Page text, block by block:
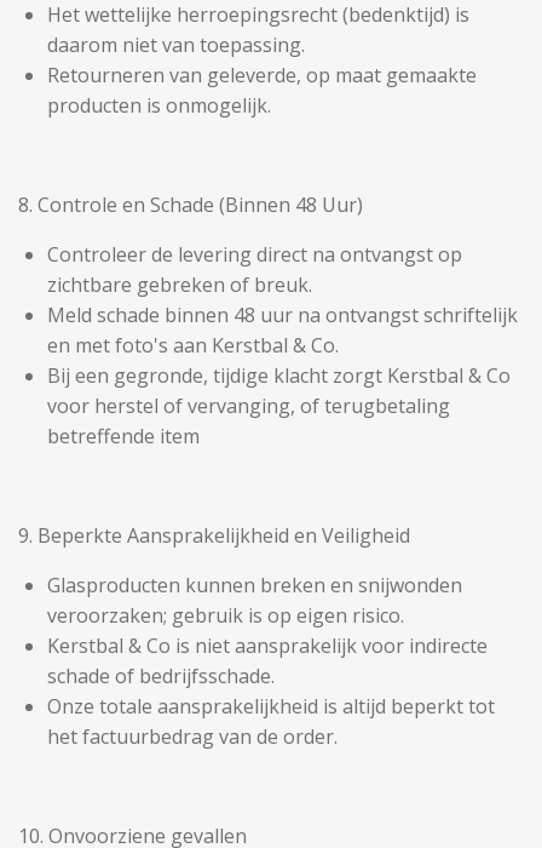
Het wettelijke herroepingsrecht (bedenktijd) is
daarom niet van toepassing.
Retourneren van geleverde, op maat gemaakte
producten is onmogelijk.
8. Controle en Schade (Binnen 48 Uur)
Controleer de levering direct na ontvangst op
zichtbare gebreken of breuk.
Meld schade binnen 48 uur na ontvangst schriftelijk
en met foto's aan Kerstbal & Co.
Bij een gegronde, tijdige klacht zorgt Kerstbal & Co
voor herstel of vervanging, of terugbetaling
betreffende item
9. Beperkte Aansprakelijkheid en Veiligheid
Glasproducten kunnen breken en snijwonden
veroorzaken; gebruik is op eigen risico.
Kerstbal & Co is niet aansprakelijk voor indirecte
schade of bedrijfsschade.
Onze totale aansprakelijkheid is altijd beperkt tot
het factuurbedrag van de order.
10. Onvoorziene gevallen